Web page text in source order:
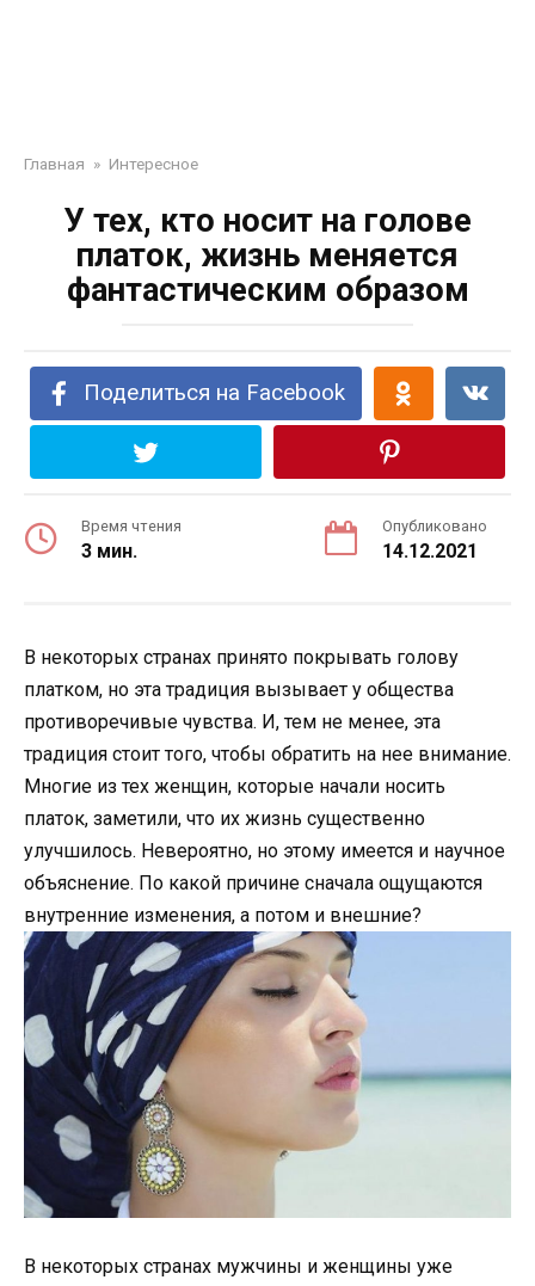
Главная » Интересное
У тех, кто носит на голове
платок, жизнь меняется
фантастическим образом
Поделиться на Facebook
Время чтения
3 мин.
Опубликовано
14.12.2021
В некоторых странах принято покрывать голову
платком, но эта традиция вызывает у общества
противоречивые чувства. И, тем не менее, эта
традиция стоит того, чтобы обратить на нее внимание.
Многие из тех женщин, которые начали носить
платок, заметили, что их жизнь существенно
улучшилось. Невероятно, но этому имеется и научное
объяснение. По какой причине сначала ощущаются
внутренние изменения, а потом и внешние?
В некоторых странах мужчины и женщины уже